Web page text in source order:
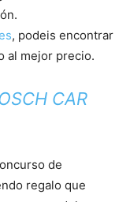
, podeis encontrar
al mejor precio.
CAR
de
regalo que